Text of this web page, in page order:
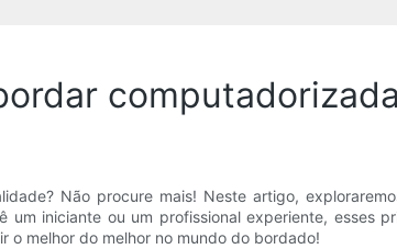
Não procure mais! Neste artigo,
iniciante ou um profissional experiente, esses
o melhor do melhor no mundo do bordado!